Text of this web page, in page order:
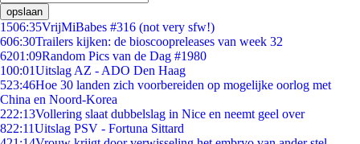
opslaan
1506:35VrijMiBabes #316 (not very sfw!)
606:30Trailers kijken: de bioscoopreleases van week 32
6201:09Random Pics van de Dag #1980
100:01Uitslag AZ - ADO Den Haag
523:46Hoe 30 landen zich voorbereiden op mogelijke oorlog met
China en Noord-Korea
222:13Vollering slaat dubbelslag in Nice en neemt geel over
822:11Uitslag PSV - Fortuna Sittard